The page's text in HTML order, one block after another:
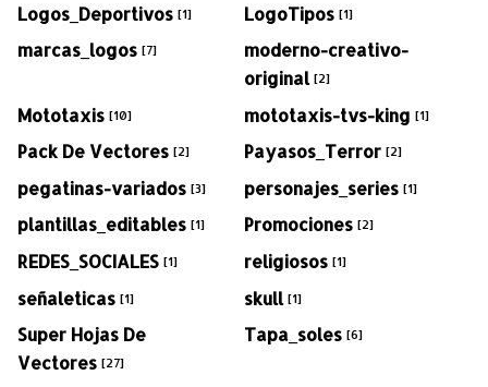
Logos_Deportivos [1] LogoTipos [1]
marcas_logos [7]
moderno-creativo-
original [2]
Mototaxis [10] mototaxis-tvs-king [1]
Pack De Vectores [2] Payasos_Terror [2]
pegatinas-variados [3] personajes_series [1]
plantillas_editables [1] Promociones [2]
REDES_SOCIALES [1] religiosos [1]
señaleticas [1] skull [1]
Super Hojas De
Vectores [27]
Tapa_soles [6]